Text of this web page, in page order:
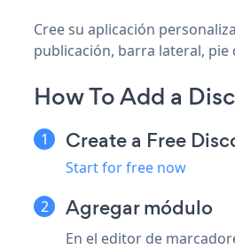
Cree su aplicación
publicación, barra lateral, pie
How To Add a
Create a Free
Start for free now
Agregar módulo
En el editor de